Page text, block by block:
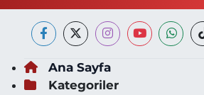
Ana Sayfa
Kategoriler